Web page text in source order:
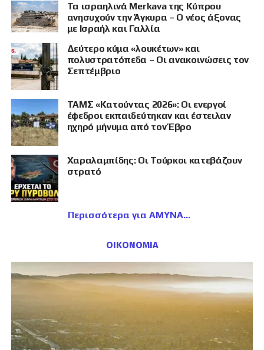
Τα ισραηλινά Merkava της Κύπρου
ανησυχούν την Άγκυρα – Ο νέος άξονας
με Ισραήλ και Γαλλία
Δεύτερο κύμα «λουκέτων» και
πολυστρατόπεδα – Οι ανακοινώσεις τον
Σεπτέμβριο
ΤΑΜΣ «Κατούντας 2026»: Οι ενεργοί
έφεδροι εκπαιδεύτηκαν και έστειλαν
ηχηρό μήνυμα από τον Έβρο
Χαραλαμπίδης: Οι Τούρκοι κατεβάζουν
στρατό
Περισσότερα για ΑΜΥΝΑ
ΟΙΚΟΝΟΜΙΑ